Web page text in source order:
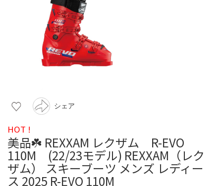
シェア
HOT !
美品☘️ REXXAM レクザム R-EVO
110M (22/23モデル) REXXAM（レク
ザム） スキーブーツ メンズ レディー
ス 2025 R-EVO 110M